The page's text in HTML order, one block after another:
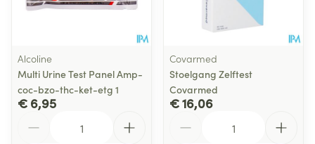
Alcoline
Multi Urine Test Panel Amp-
coc-bzo-thc-ket-etg 1
€ 6,95
Covarmed
Stoelgang Zelftest
Covarmed
€ 16,06